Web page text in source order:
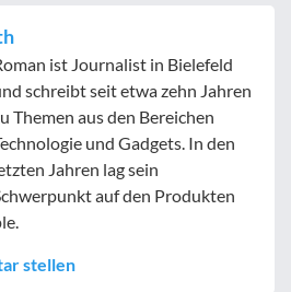
ist Journalist in Bielefeld
schreibt seit etwa zehn Jahren
Themen aus den Bereichen
und Gadgets. In den
Jahren lag sein
auf den Produkten
stellen